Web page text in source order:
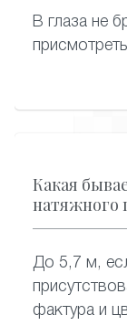
В глаза не
Какая
натяжного
До 5,7 м,
фактура и